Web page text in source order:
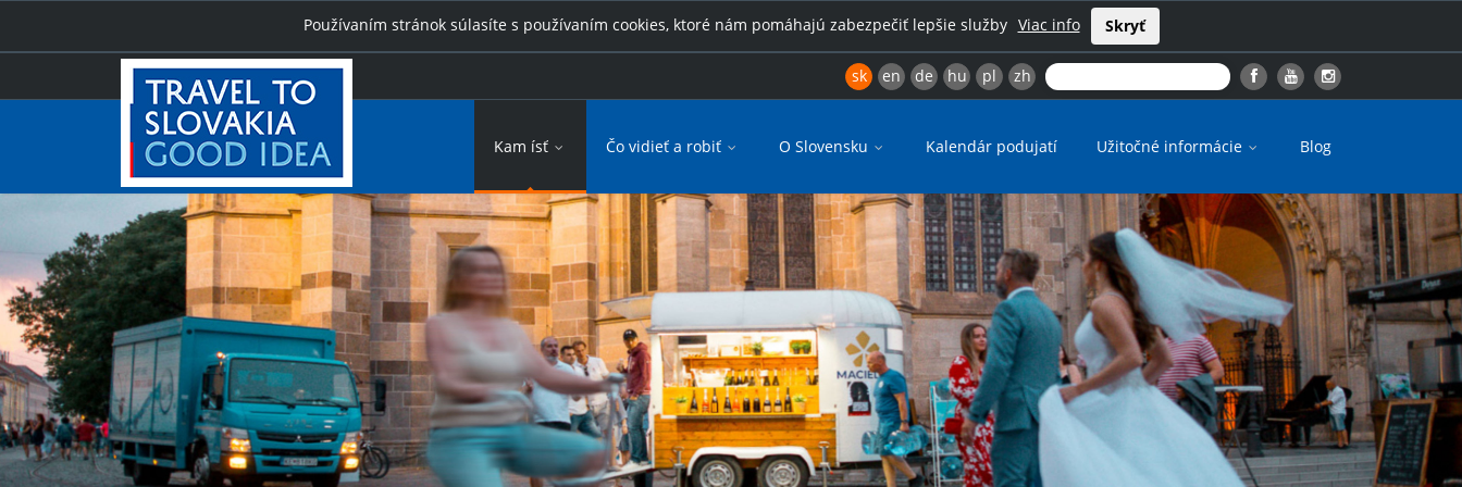
Používaním stránok súlasíte s používaním cookies, ktoré nám pomáhajú zabezpečiť lepšie služby Viac info Skryť
sk en de hu pl zh
Kam ísť Čo vidieť a robiť O Slovensku Kalendár podujatí Užitočné informácie Blog